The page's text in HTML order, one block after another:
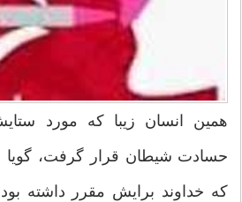
همین انسان زیبا که مورد
حسادت شیطان قرار گرفت، گویا
که خداوند برایش مقرر داشته